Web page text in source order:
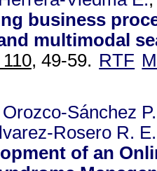
business
multimodal
49-59. RTF
Orozco-Sánchez
Rosero R. E.
of an